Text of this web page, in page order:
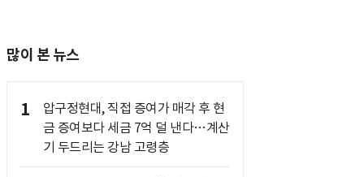
많이 본 뉴스
1
압구정현대, 직접 증여가 매각 후 현
금 증여보다 세금 7억 덜 낸다…계산
기 두드리는 강남 고령층